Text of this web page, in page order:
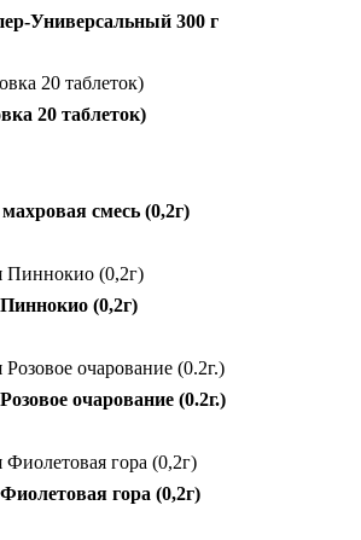
Универсальный 300 г
20 таблеток)
смесь (0,2г)
(0,2г)
очарование (0.2г.)
гора (0,2г)